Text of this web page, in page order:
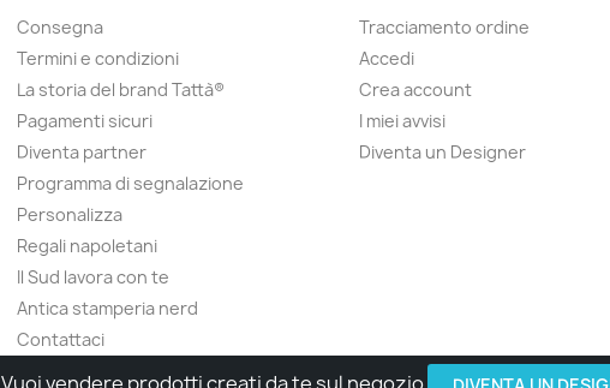
Consegna
Termini e condizioni
La storia del brand Tattà®
Pagamenti sicuri
Diventa partner
Programma di segnalazione
Personalizza
Regali napoletani
Il Sud lavora con te
Antica stamperia nerd
Contattaci
Tracciamento ordine
Accedi
Crea account
I miei avvisi
Diventa un Designer
© 2026 - Made with Love by Tatta Media Group Task Force